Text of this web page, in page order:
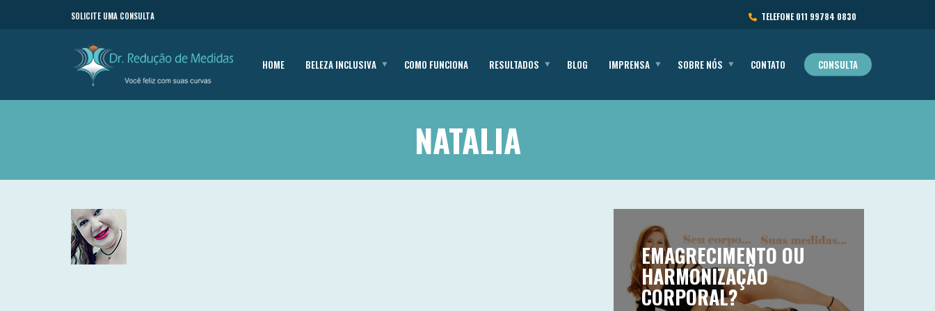
SOLICITE UMA CONSULTA TELEFONE011 99784 0830
HOME BELEZA INCLUSIVA COMO FUNCIONA RESULTADOS BLOG IMPRENSA SOBRE NÓS CONTATO CONSULTA
NATALIA
EMAGRECIMENTO OU
HARMONIZAÇÃO
CORPORAL?